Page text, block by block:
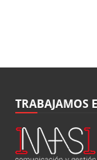
TRABAJAMOS